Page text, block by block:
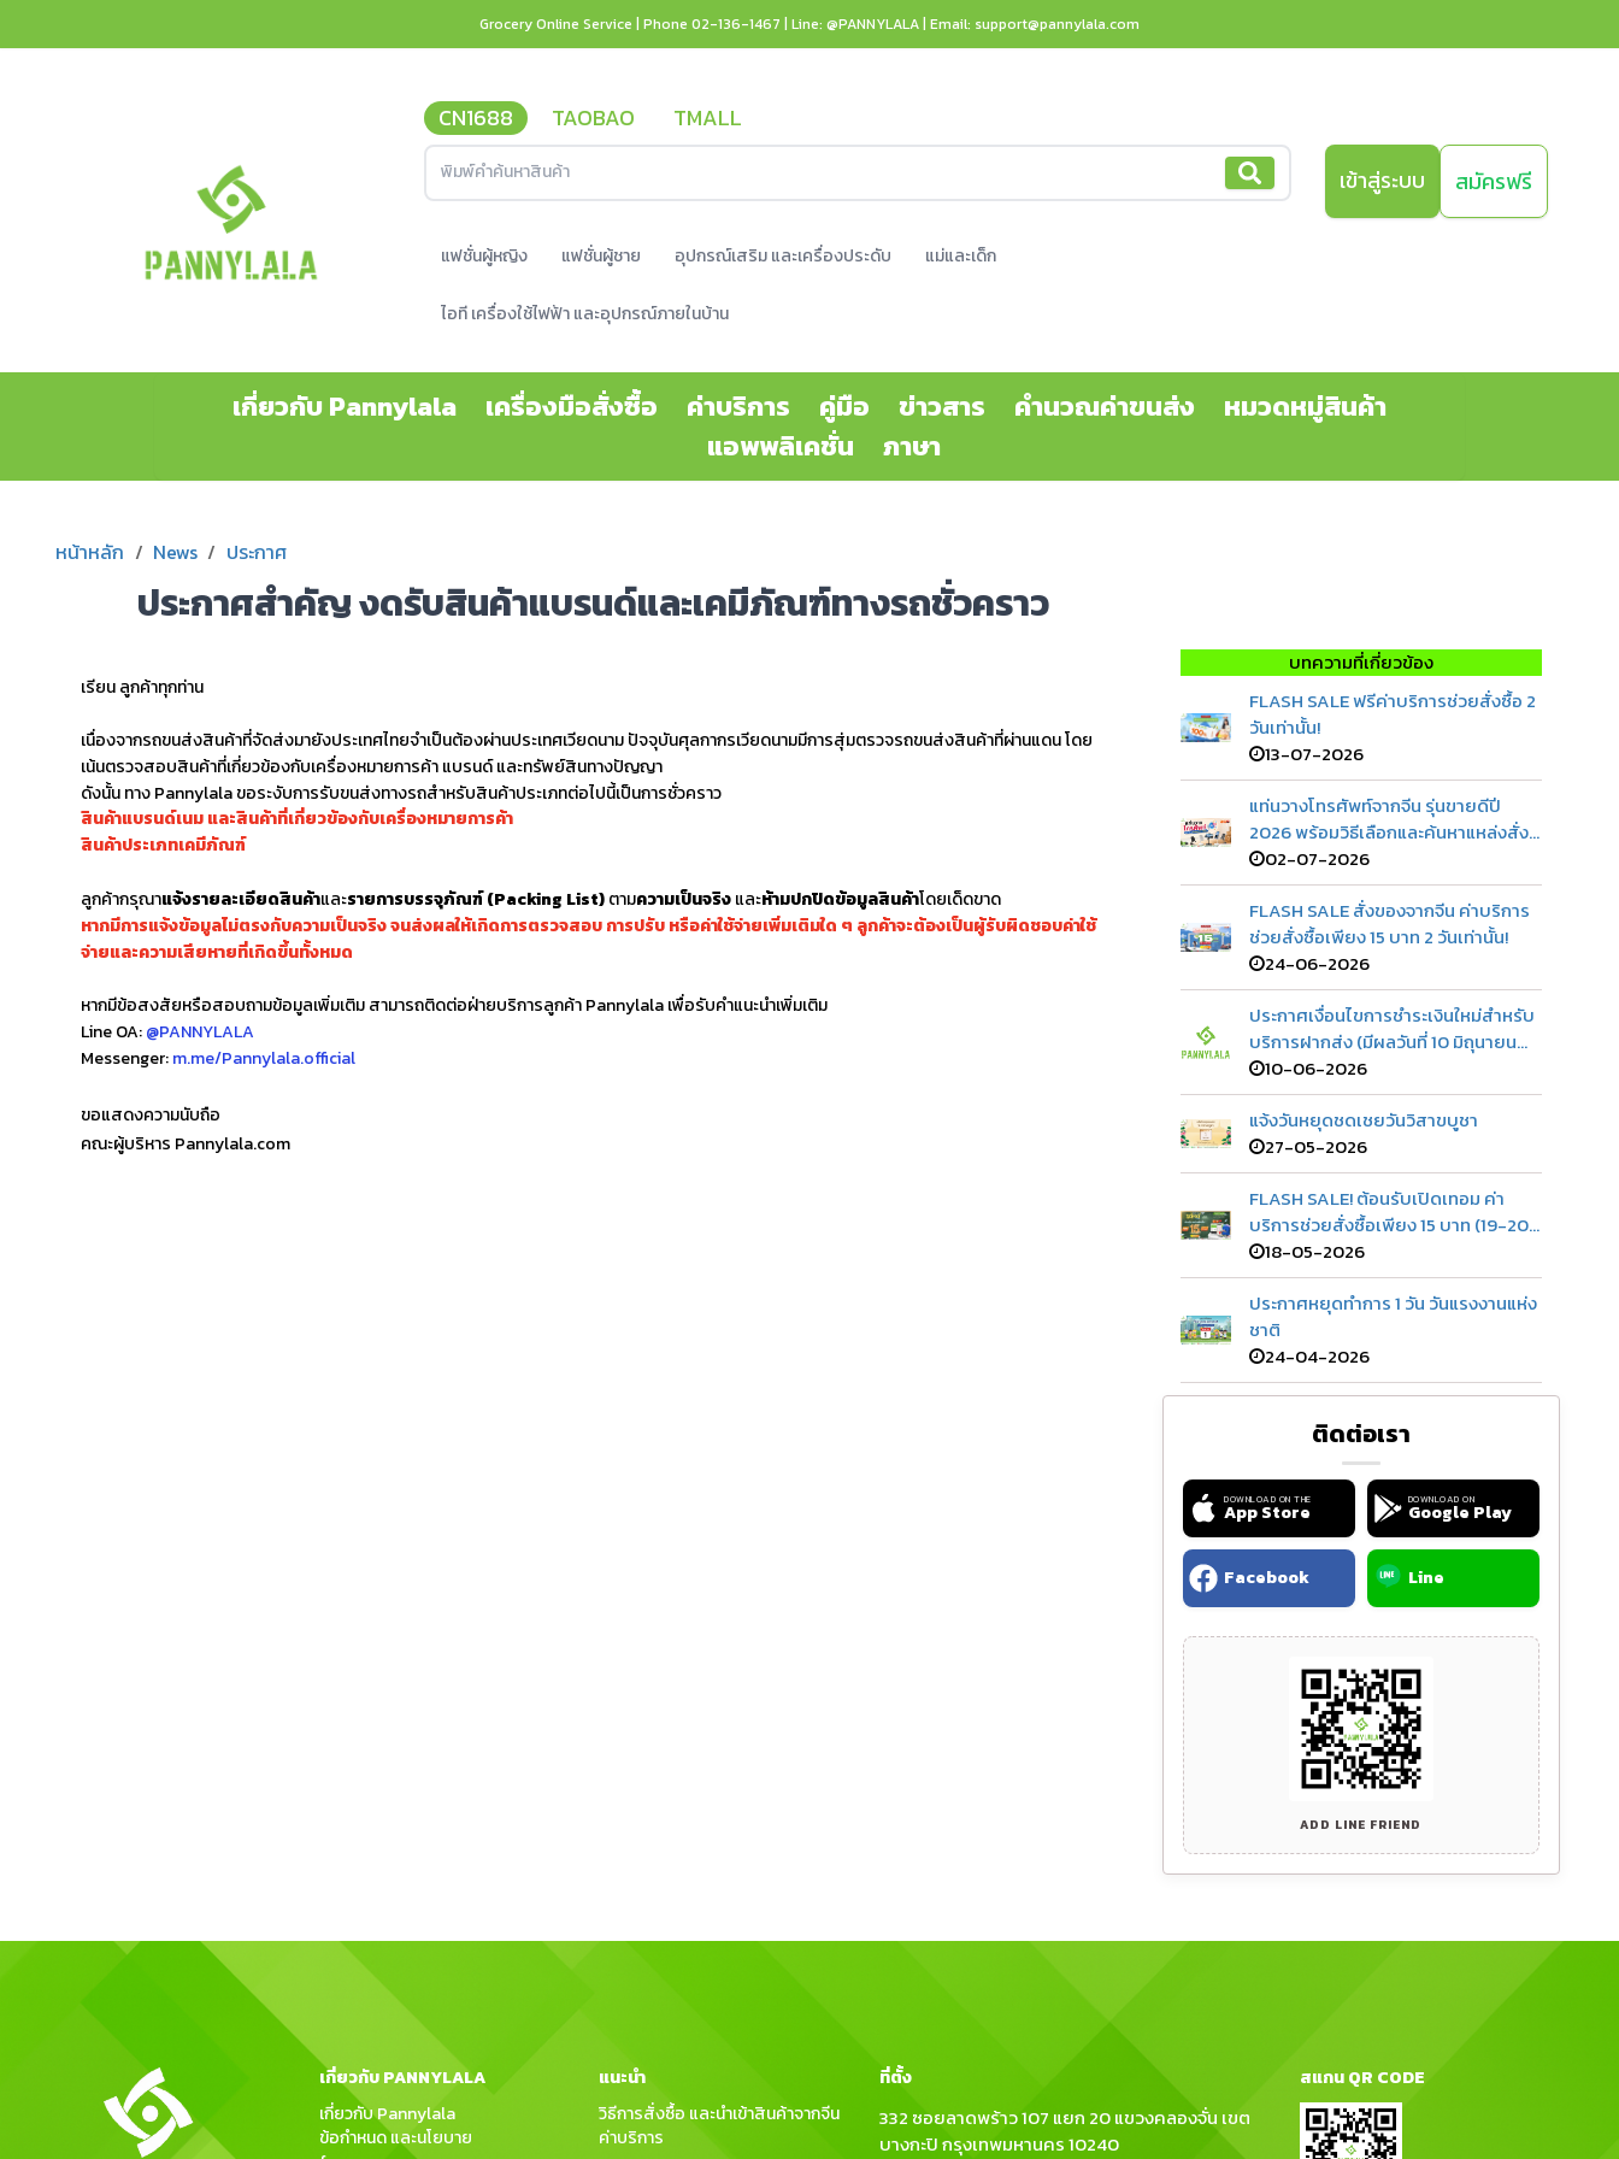
Grocery Online Service | Phone 02-136-1467 | Line: @PANNYLALA | Email: support@pannylala.com
CN1688 TAOBAO
TMALL
เข้าสู่ระบบ
สมัครฟรี
แฟชั่นผู้หญิง แฟชั่นผู้ชาย อุปกรณ์เสริม และเครื่องประดับ แม่และเด็ก
ไอที เครื่องใช้ไฟฟ้า และอุปกรณ์ภายในบ้าน
เกี่ยวกับ Pannylala เครื่องมือสั่งซื้อ ค่าบริการ คู่มือ ข่าวสาร คำนวณค่าขนส่ง
หมวดหมู่สินค้า
แอพพลิเคชั่น
ภาษา
หน้าหลัก / News / ประกาศ
ประกาศสำคัญ งดรับสินค้าแบรนด์และเคมีภัณฑ์ทางรถชั่วคราว
เรียน ลูกค้าทุกท่าน
เนื่องจากรถขนส่งสินค้าที่จัดส่งมายังประเทศไทยจำเป็นต้องผ่านประเทศเวียดนาม ปัจจุบันศุลกากรเวียดนามมีการสุ่มตรวจรถขนส่งสินค้าที่ผ่านแดน โดย
เน้นตรวจสอบสินค้าที่เกี่ยวข้องกับเครื่องหมายการค้า แบรนด์ และทรัพย์สินทางปัญญา
ดังนั้น ทาง Pannylala ขอระงับการรับขนส่งทางรถสำหรับสินค้าประเภทต่อไปนี้เป็นการชั่วคราว
สินค้าแบรนด์เนม และสินค้าที่เกี่ยวข้องกับเครื่องหมายการค้า
สินค้าประเภทเคมีภัณฑ์
ลูกค้ากรุณาแจ้งรายละเอียดสินค้าและรายการบรรจุภัณฑ์ (Packing List)ตามความเป็นจริงและห้ามปกปิดข้อมูลสินค้าโดยเด็ดขาด
หากมีการแจ้งข้อมูลไม่ตรงกับความเป็นจริง จนส่งผลให้เกิดการตรวจสอบ การปรับ หรือค่าใช้จ่ายเพิ่มเติมใด ๆ ลูกค้าจะต้องเป็นผู้รับผิดชอบค่าใช้
จ่ายและความเสียหายที่เกิดขึ้นทั้งหมด
หากมีข้อสงสัยหรือสอบถามข้อมูลเพิ่มเติม สามารถติดต่อฝ่ายบริการลูกค้า Pannylala เพื่อรับคำแนะนำเพิ่มเติม
Line OA:@PANNYLALA
Messenger:m.me/Pannylala.official
ขอแสดงความนับถือ
คณะผู้บริหาร Pannylala.com
บทความที่เกี่ยวข้อง
FLASH SALE ฟรีค่าบริการช่วยสั่งซื้อ 2
วันเท่านั้น!
13-07-2026
แท่นวางโทรศัพท์จากจีน รุ่นขายดีปี
2026 พร้อมวิธีเลือกและค้นหาแหล่งสั่ง
ซื้อ02-07-2026
FLASH SALE สั่งของจากจีน ค่าบริการ
ช่วยสั่งซื้อเพียง 15 บาท 2 วันเท่านั้น!
24-06-2026
ประกาศเงื่อนไขการชำระเงินใหม่สำหรับ
บริการฝากส่ง (มีผลวันที่ 10 มิถุนายน
2569)
10-06-2026
แจ้งวันหยุดชดเชยวันวิสาขบูชา
27-05-2026
FLASH SALE! ต้อนรับเปิดเทอม ค่า
บริการช่วยสั่งซื้อเพียง 15 บาท (19-20
พ.ศ. 2569)
18-05-2026
ประกาศหยุดทำการ 1 วัน วันแรงงานแห่ง
ชาติ
24-04-2026
ติดต่อเรา
DOWNLOAD ON THE
App Store
DOWNLOAD ON
Google Play
Facebook Line
ADD LINE FRIEND
เกี่ยวกับ PANNYLALA
เกี่ยวกับ Pannylala
ข้อกำหนด และนโยบาย
แนะนำ
วิธีการสั่งซื้อ และนำเข้าสินค้าจากจีน
ค่าบริการ
ที่ตั้ง
332 ซอยลาดพร้าว 107 แยก 20 แขวงคลองจั่น เขต
บางกะปิ กรุงเทพมหานคร 10240
สแกน QR CODE